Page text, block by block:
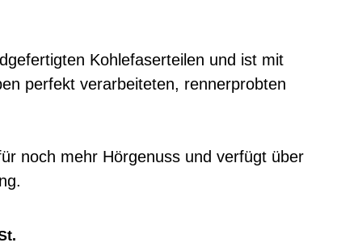
Kohlefaserteilen und ist mit
perfekt verarbeiteten, rennerprobten
noch mehr Hörgenuss und verfügt über